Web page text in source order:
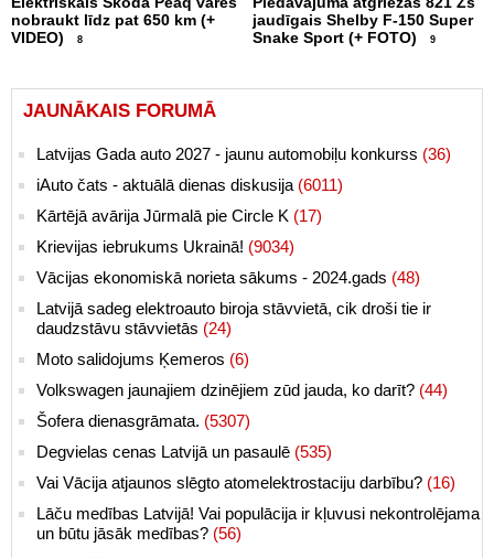
Elektriskais Škoda Peaq varēs
nobraukt līdz pat 650 km (+
VIDEO)
Piedāvājumā atgriežas 821 Zs
jaudīgais Shelby F-150 Super
Snake Sport (+ FOTO)
Latvijas Gada auto 2027 - jaunu automobiļu konkurss
(36)
iAuto čats - aktuālā dienas diskusija
(6011)
Kārtējā avārija Jūrmalā pie Circle K
(17)
Krievijas iebrukums Ukrainā!
(9034)
Vācijas ekonomiskā norieta sākums - 2024.gads
(48)
Latvijā sadeg elektroauto biroja stāvvietā, cik droši tie ir
(24)
Moto salidojums Ķemeros
(6)
Volkswagen jaunajiem dzinējiem zūd jauda, ko darīt?
(44)
Šofera dienasgrāmata.
(5307)
Degvielas cenas Latvijā un pasaulē
(535)
Vai Vācija atjaunos slēgto atomelektrostaciju darbību?
(16)
Lāču medības Latvijā! Vai populācija ir kļuvusi nekontrolējama
un būtu jāsāk medības?
(56)